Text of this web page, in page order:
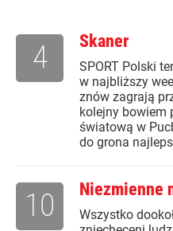
Skaner
SPORT Polski
w najbliższy
znów zagrają
kolejny bowiem
światową w
do grona
4
Niezmienne
Wszystko
10